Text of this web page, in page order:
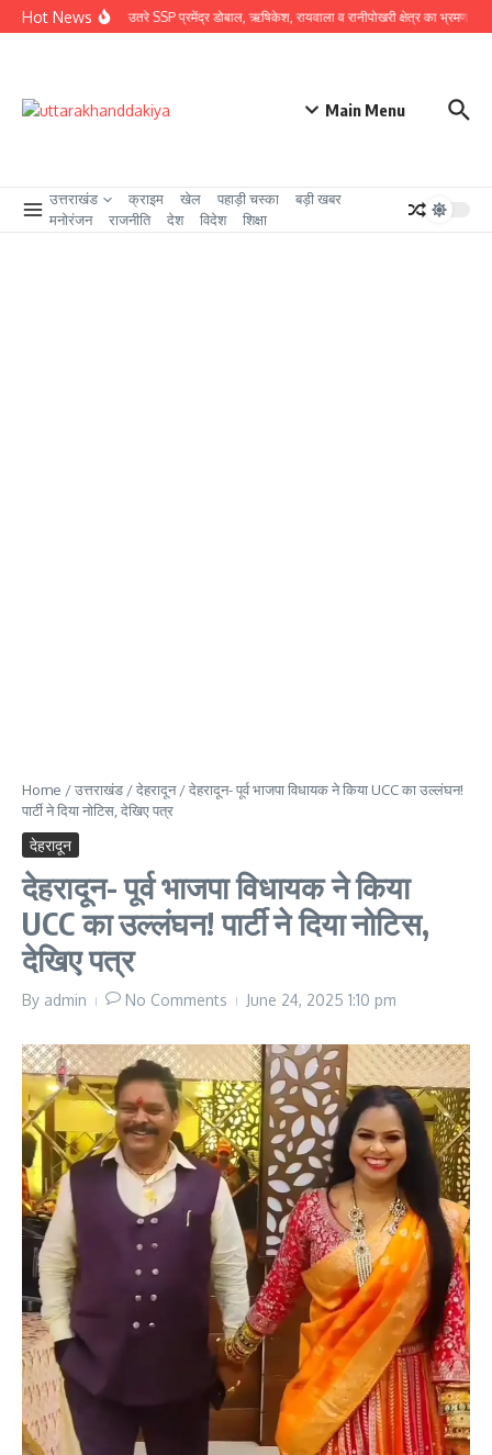
Skip to content
Hot News
ग्राउंड जीरो पर उतरे SSP प्रमेंद्र डोबाल, ऋषिकेश, रायवाला व रानीपोखरी क्षेत्र का भ्रमण कर
Main Menu
उत्तराखंड क्राइम खेल पहाड़ी चस्का
बड़ी खबर
मनोरंजन
राजनीति देश विदेश शिक्षा
Home /उत्तराखंड /देहरादून/देहरादून- पूर्व भाजपा विधायक ने किया UCC का उल्लंघन!
पार्टी ने दिया नोटिस, देखिए पत्र
देहरादून
देहरादून- पूर्व भाजपा विधायक ने किया
UCC का उल्लंघन! पार्टी ने दिया नोटिस,
देखिए पत्र
By admin No Comments June 24, 2025 1:10 pm